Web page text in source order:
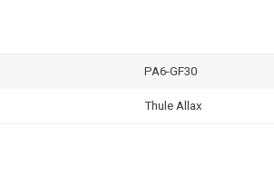
PA6-GF30
Thule Allax